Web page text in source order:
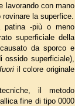
lavorando con mano
la superfice.
patina -più o meno
superficiale della
da sporco e
superficiale),
il colore originale
il metodo
fine di tipo 0000